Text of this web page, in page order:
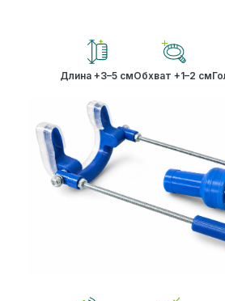
Длина +3–5 смОбхват +1–2 см